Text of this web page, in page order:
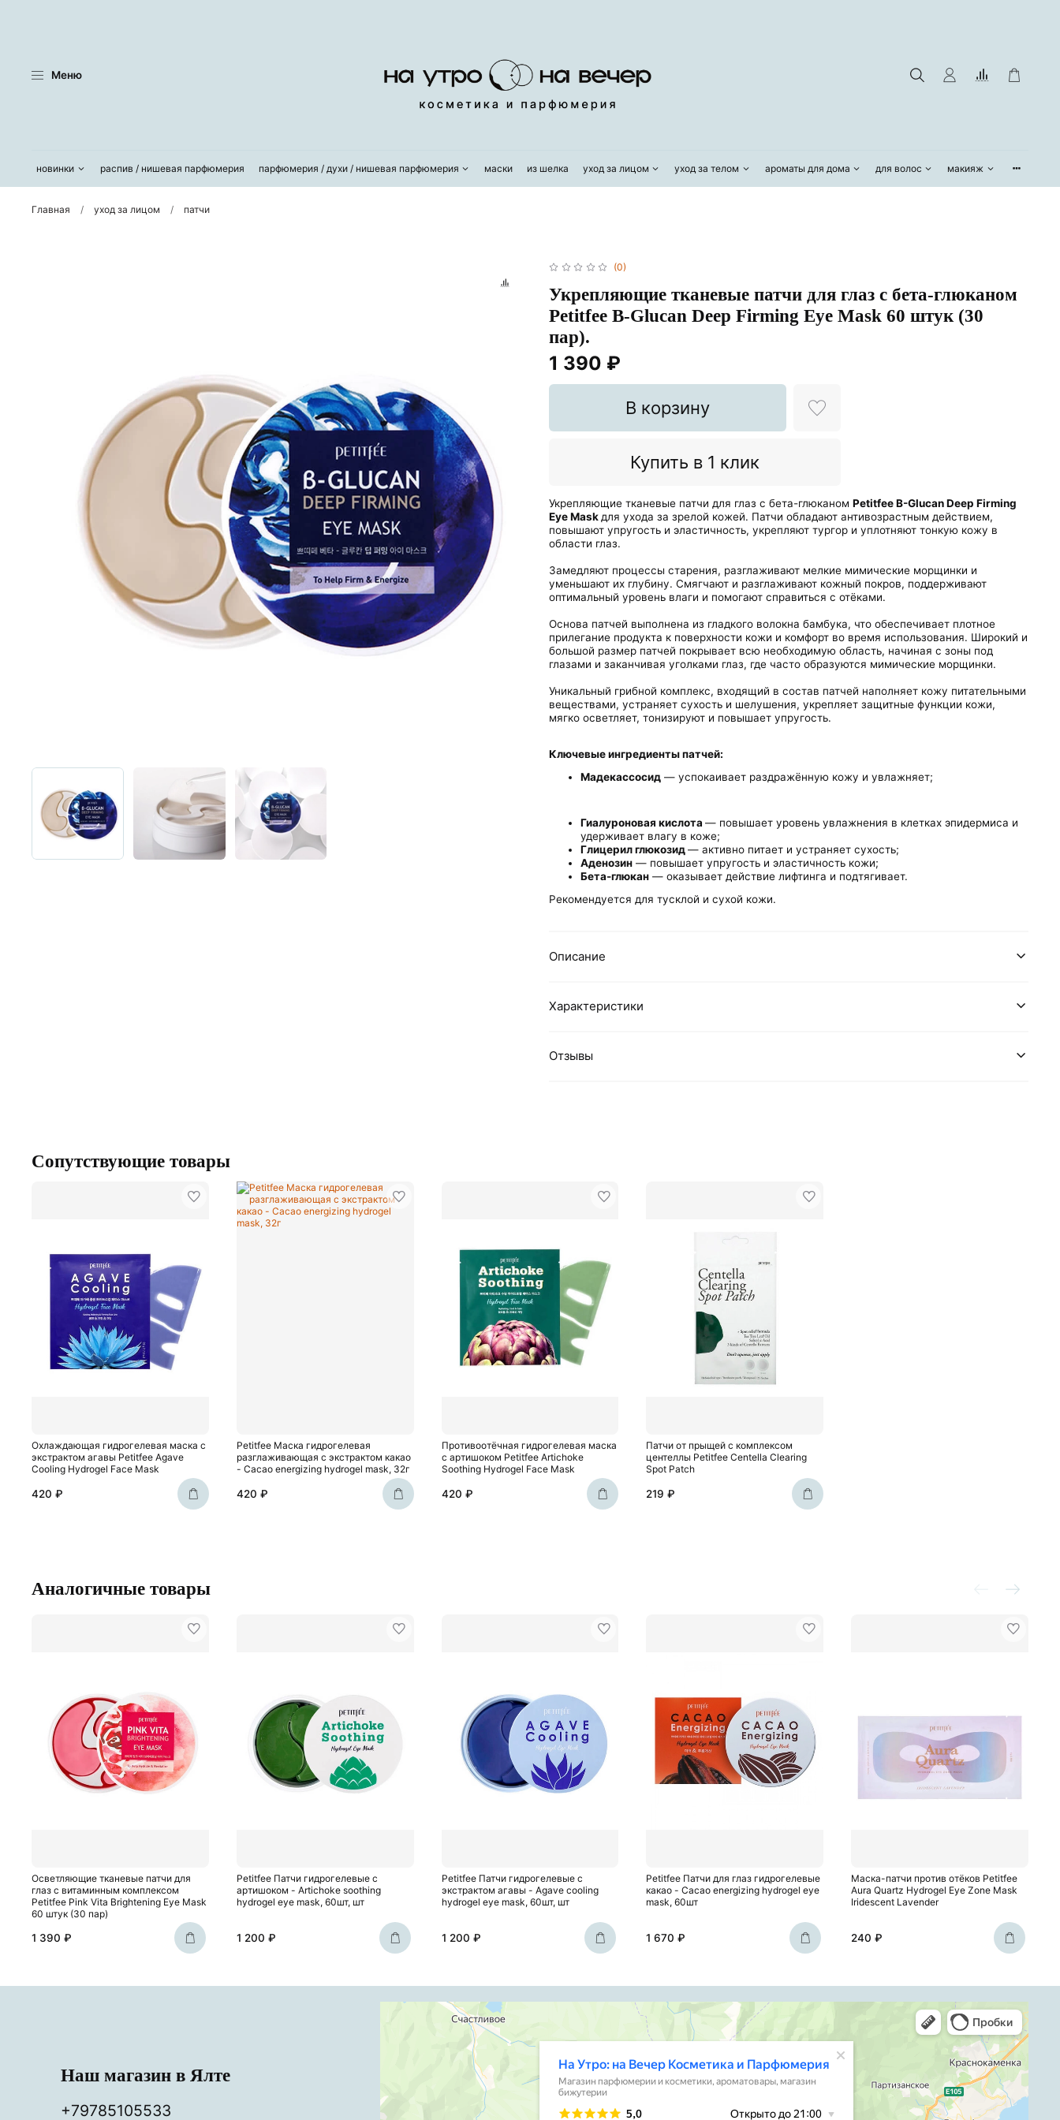
Меню
новинки распив / нишевая парфюмерия парфюмерия / духи / нишевая парфюмерия маски из шелка уход за лицом уход за телом ароматы для дома для волос макияж
Главная уход за лицом патчи
(0)
Укрепляющие тканевые патчи для глаз с бета-глюканом
Petitfee B-Glucan Deep Firming Eye Mask 60 штук (30
пар).
1 390 ₽
В корзину
Купить в 1 клик
Укрепляющие тканевые патчи для глаз с бета-глюканом Petitfee B-Glucan Deep Firming
Eye Mask для ухода за зрелой кожей. Патчи обладают антивозрастным действием,
повышают упругость и эластичность, укрепляют тургор и уплотняют тонкую кожу в
области глаз.
Замедляют процессы старения, разглаживают мелкие мимические морщинки и
уменьшают их глубину. Смягчают и разглаживают кожный покров, поддерживают
оптимальный уровень влаги и помогают справиться с отёками.
Основа патчей выполнена из гладкого волокна бамбука, что обеспечивает плотное
прилегание продукта к поверхности кожи и комфорт во время использования. Широкий и
большой размер патчей покрывает всю необходимую область, начиная с зоны под
глазами и заканчивая уголками глаз, где часто образуются мимические морщинки.
Уникальный грибной комплекс, входящий в состав патчей наполняет кожу питательными
веществами, устраняет сухость и шелушения, укрепляет защитные функции кожи,
мягко осветляет, тонизируют и повышает упругость.
Ключевые ингредиенты патчей:
Мадекассосид — успокаивает раздражённую кожу и увлажняет;
Гиалуроновая кислота — повышает уровень увлажнения в клетках эпидермиса и
удерживает влагу в коже;
Глицерил глюкозид— активно питает и устраняет сухость;
Аденозин — повышает упругость и эластичность кожи;
Бета-глюкан — оказывает действие лифтинга и подтягивает.
Рекомендуется для тусклой и сухой кожи.
Описание
Характеристики
Отзывы
Сопутствующие товары
Охлаждающая гидрогелевая маска с
экстрактом агавы Petitfee Agave
Cooling Hydrogel Face Mask
420 ₽
Petitfee Маска гидрогелевая
разглаживающая с экстрактом какао
- Cacao energizing hydrogel mask, 32г
420 ₽
Противоотёчная гидрогелевая маска
с артишоком Petitfee Artichoke
Soothing Hydrogel Face Mask
420 ₽
Патчи от прыщей с комплексом
центеллы Petitfee Centella Clearing
Spot Patch
219 ₽
Аналогичные товары
Осветляющие тканевые патчи для
глаз с витаминным комплексом
Petitfee Pink Vita Brightening Eye Mask
60 штук (30 пар)
1 390 ₽
Petitfee Патчи гидрогелевые с
артишоком - Artichoke soothing
hydrogel eye mask, 60шт, шт
1 200 ₽
Petitfee Патчи гидрогелевые с
экстрактом агавы - Agave cooling
hydrogel eye mask, 60шт, шт
1 200 ₽
Petitfee Патчи для глаз гидрогелевые
какао - Cacao energizing hydrogel eye
mask, 60шт
1 670 ₽
Маска-патчи против отёков Petitfee
Aura Quartz Hydrogel Eye Zone Mask
Iridescent Lavender
240 ₽
Наш магазин в Ялте
+79785105533